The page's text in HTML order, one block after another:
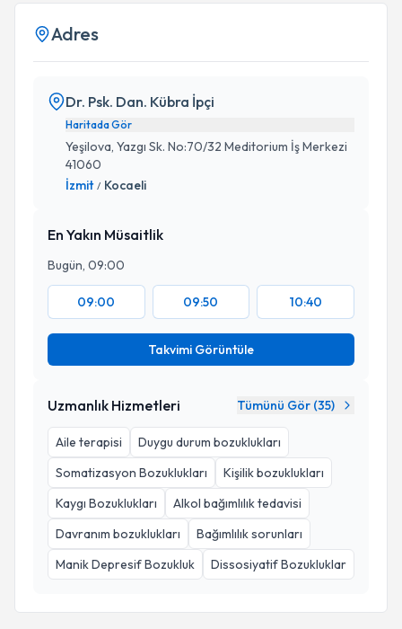
Adres
Dr. Psk. Dan. Kübra İpçi
Haritada Gör
Yeşilova, Yazgı Sk. No:70/32 Meditorium İş Merkezi
41060
İzmit / Kocaeli
En Yakın Müsaitlik
Bugün, 09:00
09:00 09:50 10:40
Takvimi Görüntüle
Uzmanlık Hizmetleri Tümünü Gör (35)
Aile terapisi
Duygu durum bozuklukları
Somatizasyon Bozuklukları
Kişilik bozuklukları
Kaygı Bozuklukları
Alkol bağımlılık tedavisi
Davranım bozuklukları
Bağımlılık sorunları
Manik Depresif Bozukluk
Dissosiyatif Bozukluklar